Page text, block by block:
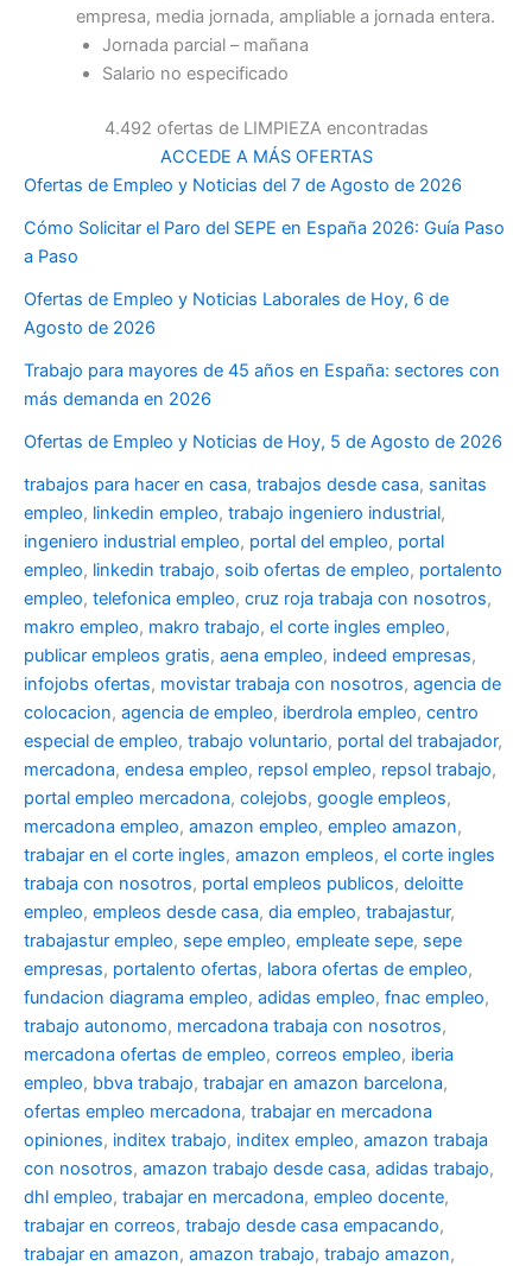
empresa, media jornada, ampliable a jornada entera.
Jornada parcial – mañana
Salario no especificado
4.492 ofertas de LIMPIEZA encontradas
ACCEDE A MÁS OFERTAS
Ofertas de Empleo y Noticias del 7 de Agosto de 2026
Cómo Solicitar el Paro del SEPE en España 2026: Guía Paso
a Paso
Ofertas de Empleo y Noticias Laborales de Hoy, 6 de
Agosto de 2026
Trabajo para mayores de 45 años en España: sectores con
más demanda en 2026
Ofertas de Empleo y Noticias de Hoy, 5 de Agosto de 2026
trabajos para hacer en casa, trabajos desde casa, sanitas
empleo, linkedin empleo, trabajo ingeniero industrial,
ingeniero industrial empleo, portal del empleo, portal
empleo, linkedin trabajo, soib ofertas de empleo, portalento
empleo, telefonica empleo, cruz roja trabaja con nosotros,
makro empleo, makro trabajo, el corte ingles empleo,
publicar empleos gratis, aena empleo, indeed empresas,
infojobs ofertas, movistar trabaja con nosotros, agencia de
colocacion, agencia de empleo, iberdrola empleo, centro
especial de empleo, trabajo voluntario, portal del trabajador,
mercadona, endesa empleo, repsol empleo, repsol trabajo,
portal empleo mercadona, colejobs, google empleos,
mercadona empleo, amazon empleo, empleo amazon,
trabajar en el corte ingles, amazon empleos, el corte ingles
trabaja con nosotros, portal empleos publicos, deloitte
empleo, empleos desde casa, dia empleo, trabajastur,
trabajastur empleo, sepe empleo, empleate sepe, sepe
empresas, portalento ofertas, labora ofertas de empleo,
fundacion diagrama empleo, adidas empleo, fnac empleo,
trabajo autonomo, mercadona trabaja con nosotros,
mercadona ofertas de empleo, correos empleo, iberia
empleo, bbva trabajo, trabajar en amazon barcelona,
ofertas empleo mercadona, trabajar en mercadona
opiniones, inditex trabajo, inditex empleo, amazon trabaja
con nosotros, amazon trabajo desde casa, adidas trabajo,
dhl empleo, trabajar en mercadona, empleo docente,
trabajar en correos, trabajo desde casa empacando,
trabajar en amazon, amazon trabajo, trabajo amazon,